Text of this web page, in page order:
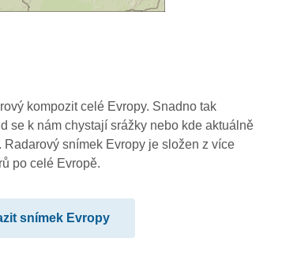
15:15
15:05
14:55
kompozit celé Evropy. Snadno tak
se k nám chystají srážky nebo kde aktuálně
Radarový snímek Evropy je složen z více
po celé Evropě.
snímek Evropy